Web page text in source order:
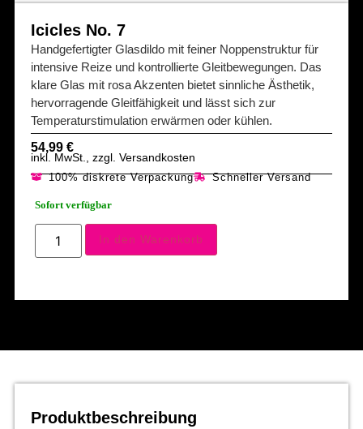
Icicles No. 7
Handgefertigter Glasdildo mit feiner Noppenstruktur für
intensive Reize und kontrollierte Gleitbewegungen. Das
klare Glas mit rosa Akzenten bietet sinnliche Ästhetik,
hervorragende Gleitfähigkeit und lässt sich zur
Temperaturstimulation erwärmen oder kühlen.
54,99 €
inkl. MwSt., zzgl. Versandkosten
100% diskrete Verpackung Schneller Versand
Sofort verfügbar
In den Warenkorb
Produktbeschreibung